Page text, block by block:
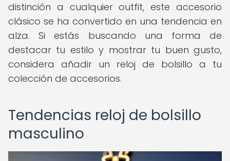
distinción a cualquier outfit, este accesorio
clásico se ha convertido en una tendencia en
alza. Si estás buscando una forma de
destacar tu estilo y mostrar tu buen gusto,
considera añadir un reloj de bolsillo a tu
colección de accesorios.
Tendencias reloj de bolsillo
masculino